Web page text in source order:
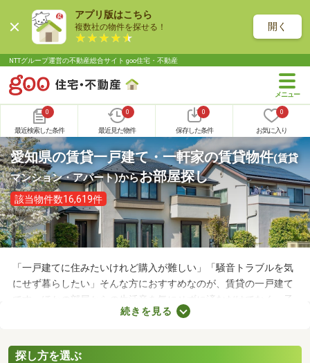
アプリ版はこちら
複数社の物件を探せる！ 開く
NTTグループ運営の不動産総合サイト goo住宅・不動産
0
最近検索した条件
0
最近見た物件
0
保存した条件
0
お気に入り
愛知県の賃貸一戸建て・一軒家の賃貸物件(賃貸
マンション・アパート)からお部屋探し
該当物件数16,619件
「一戸建てに住みたいけれど購入が難しい」「騒音トラブルを気
にせず暮らしたい」そんな方におすすめなのが、賃貸の一戸建て
です。ほかの部屋からの生活音を気にせずに済むだけでなく、子
どもの足音に気を遣わずに済む点も戸建ての魅力。生活音のトラ
します。
続きを見る
探し方を選ぶ